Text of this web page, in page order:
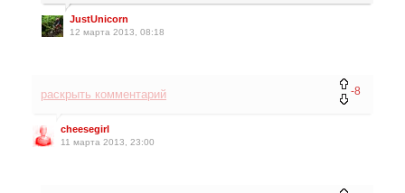
JustUnicorn
12 марта 2013, 08:18
-8
раскрыть комментарий
cheesegirl
11 марта 2013, 23:00